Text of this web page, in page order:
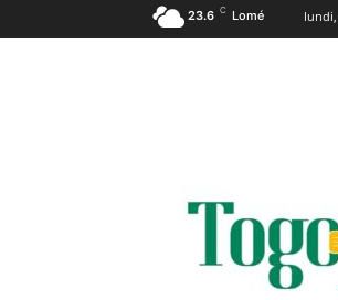
23.6 C Lomé